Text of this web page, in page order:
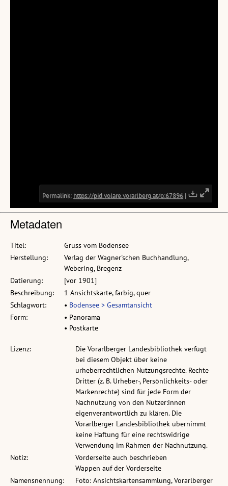
Metadaten
Titel:
Gruss vom Bodensee
Herstellung:
Verlag der Wagner'schen Buchhandlung,
Webering, Bregenz
Datierung:
[vor 1901]
Beschreibung:
1 Ansichtskarte, farbig, quer
Schlagwort:
• Bodensee > Gesamtansicht
Form:
• Panorama
• Postkarte
Lizenz:
Die Vorarlberger Landesbibliothek verfügt
bei diesem Objekt über keine
urheberrechtlichen Nutzungsrechte. Rechte
Dritter (z. B. Urheber-, Persönlichkeits- oder
Markenrechte) sind für jede Form der
Nachnutzung von den Nutzer:innen
eigenverantwortlich zu klären. Die
Vorarlberger Landesbibliothek übernimmt
keine Haftung für eine rechtswidrige
Verwendung im Rahmen der Nachnutzung.
Notiz:
Vorderseite auch beschrieben
Wappen auf der Vorderseite
Namensnennung:
Foto: Ansichtskartensammlung, Vorarlberger